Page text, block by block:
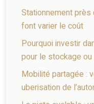
Stationnement
font varier le coût
Pourquoi investir
pour le stockage
Mobilité partagée :
uberisation de